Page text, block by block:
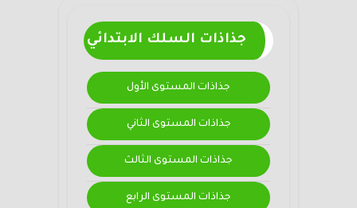
جذاذات السلك الابتدائي
جذاذات المستوى الأول
جذاذات المستوى الثاني
جذاذات المستوى الثالث
جذاذات المستوى الرابع